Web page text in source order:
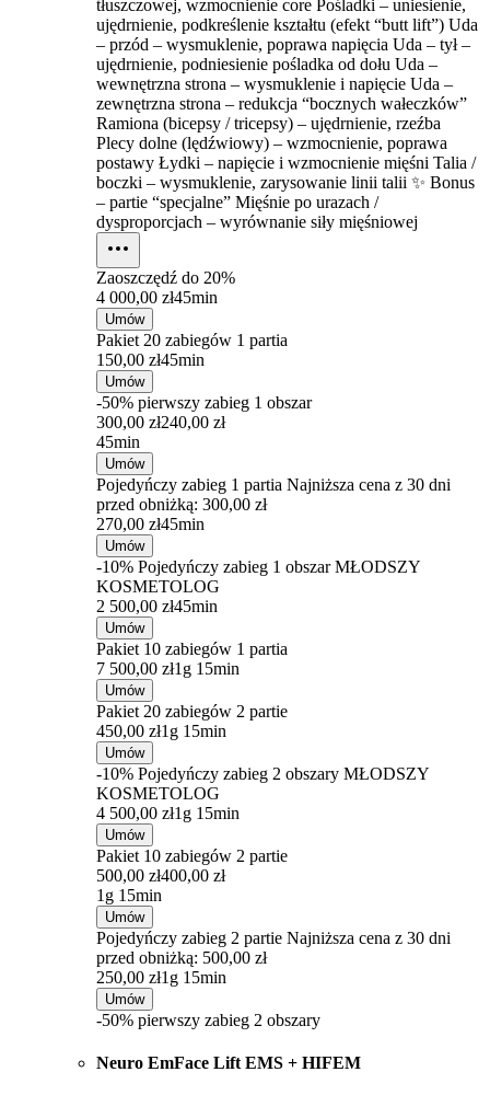
tłuszczowej, wzmocnienie core Pośladki – uniesienie,
ujędrnienie, podkreślenie kształtu (efekt “butt lift”) Uda
– przód – wysmuklenie, poprawa napięcia Uda – tył –
ujędrnienie, podniesienie pośladka od dołu Uda –
wewnętrzna strona – wysmuklenie i napięcie Uda –
zewnętrzna strona – redukcja “bocznych wałeczków”
Ramiona (bicepsy / tricepsy) – ujędrnienie, rzeźba
Plecy dolne (lędźwiowy) – wzmocnienie, poprawa
postawy Łydki – napięcie i wzmocnienie mięśni Talia /
boczki – wysmuklenie, zarysowanie linii talii ✨ Bonus
– partie “specjalne” Mięśnie po urazach /
dysproporcjach – wyrównanie siły mięśniowej
Zaoszczędź do 20%
4 000,00 zł45min
Umów
Pakiet 20 zabiegów 1 partia
150,00 zł45min
Umów
-50% pierwszy zabieg 1 obszar
300,00 zł240,00 zł
45min
Umów
Pojedyńczy zabieg 1 partia Najniższa cena z 30 dni
przed obniżką: 300,00 zł
270,00 zł45min
Umów
-10% Pojedyńczy zabieg 1 obszar MŁODSZY
KOSMETOLOG
2 500,00 zł45min
Umów
Pakiet 10 zabiegów 1 partia
7 500,00 zł1g 15min
Umów
Pakiet 20 zabiegów 2 partie
450,00 zł1g 15min
Umów
-10% Pojedyńczy zabieg 2 obszary MŁODSZY
KOSMETOLOG
4 500,00 zł1g 15min
Umów
Pakiet 10 zabiegów 2 partie
500,00 zł400,00 zł
1g 15min
Umów
Pojedyńczy zabieg 2 partie Najniższa cena z 30 dni
przed obniżką: 500,00 zł
250,00 zł1g 15min
Umów
-50% pierwszy zabieg 2 obszary
Neuro EmFace Lift EMS + HIFEM